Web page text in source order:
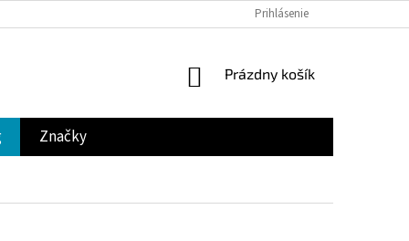
Prihlásenie
NÁKUPNÝ
Prázdny košík
Značky